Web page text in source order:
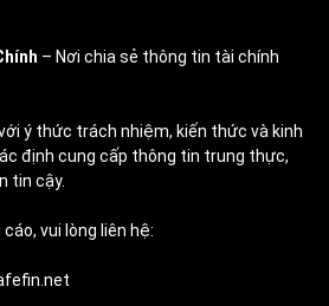
– Nơi chia sẻ thông tin tài chính
ý thức trách nhiệm, kiến thức và kinh
định cung cấp thông tin trung thực,
tin cậy.
vui lòng liên hệ: